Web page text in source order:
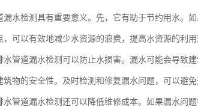
漏水检测具有重要意义。先，它有助于节约用水。
，可以有效地减少水资源的浪费，提高水资源的利用
水管道漏水检测可以防止水损害。漏水可能会导致
筑物的安全性。及时检测和修复漏水问题，可以避
水管道漏水检测还可以降低维修成本。如果漏水问